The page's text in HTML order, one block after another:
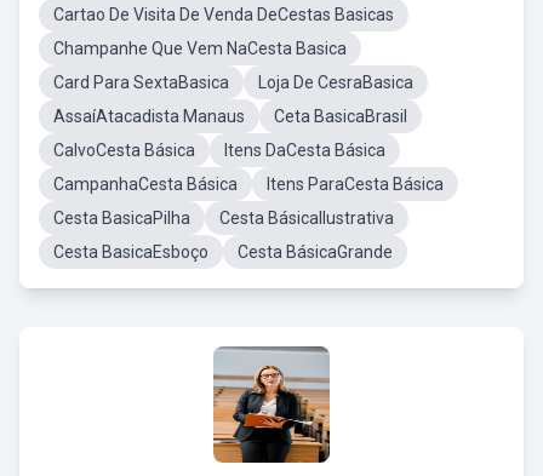
Cartao De Visita De Venda DeCestas Basicas
Champanhe Que Vem NaCesta Basica
Card Para SextaBasica
Loja De CesraBasica
AssaíAtacadista Manaus
Ceta BasicaBrasil
CalvoCesta Básica
Itens DaCesta Básica
CampanhaCesta Básica
Itens ParaCesta Básica
Cesta BasicaPilha
Cesta BásicaIlustrativa
Cesta BasicaEsboço
Cesta BásicaGrande